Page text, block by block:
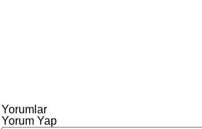
Yorumlar
Yorum Yap